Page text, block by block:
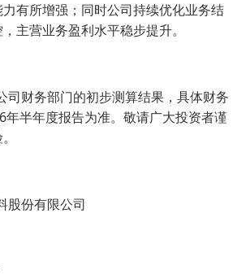
有所增强；同时公司持续优化业务结
主营业务盈利水平稳步提升。
司财务部门的初步测算结果，具体财务
年半年度报告为准。敬请广大投资者谨
股份有限公司